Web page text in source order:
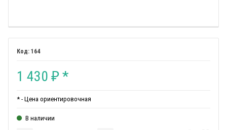
164
1 430 ₽*
* - Цена ориентировочная
В наличии